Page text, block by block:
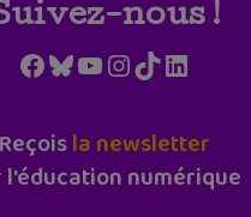
nous !
Facebook
Bluesky
YouTube
Instagram
TikTokLinkedIn
Reçoisla newsletter
l'éducation numérique